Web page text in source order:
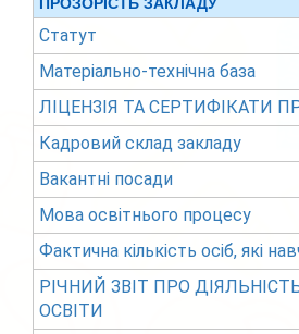
Статут
Матеріально-технічна база
ЛІЦЕНЗІЯ ТА СЕРТИФІКАТИ
Кадровий склад закладу
Вакантні посади
Мова освітнього процесу
Фактична кількість осіб, які
РІЧНИЙ ЗВІТ ПРО
ОСВІТИ